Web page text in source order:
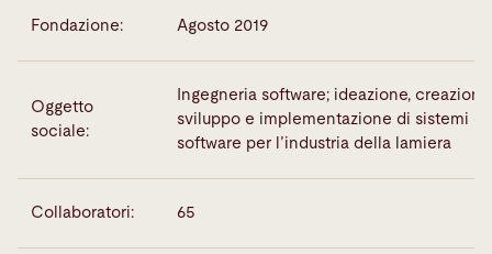
Fondazione: Agosto 2019
Oggetto
sociale:
Ingegneria software; ideazione, creazione,
sviluppo e implementazione di sistemi e
software per l’industria della lamiera
Collaboratori: 65